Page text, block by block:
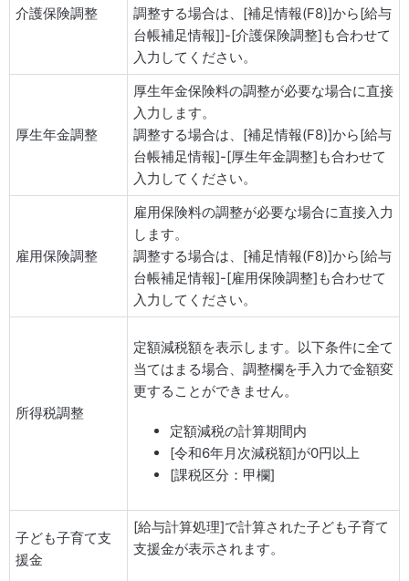
介護保険調整
調整する場合は、[補足情報(F8)]から[給与
台帳補足情報]]-[介護保険調整]も合わせて
入力してください。
厚生年金調整
厚生年金保険料の調整が必要な場合に直接
入力します。
調整する場合は、[補足情報(F8)]から[給与
台帳補足情報]-[厚生年金調整]も合わせて
入力してください。
雇用保険調整
雇用保険料の調整が必要な場合に直接入力
します。
調整する場合は、[補足情報(F8)]から[給与
台帳補足情報]-[雇用保険調整]も合わせて
入力してください。
所得税調整
定額減税額を表示します。以下条件に全て
当てはまる場合、調整欄を手入力で金額変
更することができません。
定額減税の計算期間内
[令和6年月次減税額]が0円以上
[課税区分：甲欄]
子ども子育て支
援金
[給与計算処理]で計算された子ども子育て
支援金が表示されます。